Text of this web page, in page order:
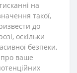
на
такої,
до
оскільки
безпеки,
про ваше